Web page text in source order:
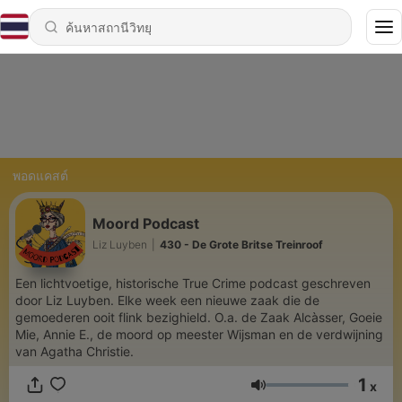
พอดแคสต์
Moord Podcast
Liz Luyben 430 - De Grote Britse Treinroof
Een lichtvoetige, historische True Crime podcast geschreven
door Liz Luyben. Elke week een nieuwe zaak die de
gemoederen ooit flink bezighield. O.a. de Zaak Alcàsser, Goeie
Mie, Annie E., de moord op meester Wijsman en de verdwijning
van Agatha Christie.
ระดับเสียง 1 x